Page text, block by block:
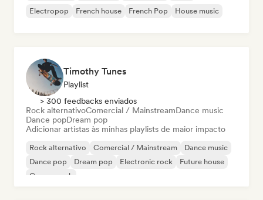
Electropop
French house French Pop House music
Timothy Tunes
Playlist
> 300 feedbacks enviados
Rock alternativoComercial / MainstreamDance music
Dance popDream pop
Adicionar artistas às minhas playlists de maior impacto
Rock alternativo Comercial / Mainstream
Dance music
Dance pop
Dream pop Electronic rock
Future house
Garage rock